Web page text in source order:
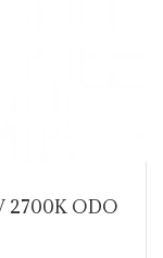
2700K ODO